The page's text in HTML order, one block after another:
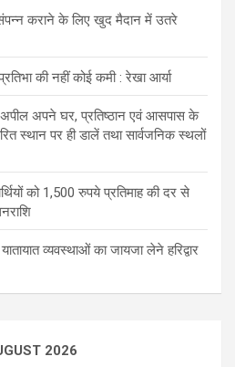
कराने के लिए खुद मैदान में उतरे
की नहीं कोई कमी : रेखा आर्या
अपील अपने घर, प्रतिष्ठान एवं आसपास के
स्थान पर ही डालें तथा सार्वजनिक स्थलों
को 1,500 रुपये प्रतिमाह की दर से
व्यवस्थाओं का जायजा लेने हरिद्वार
2026